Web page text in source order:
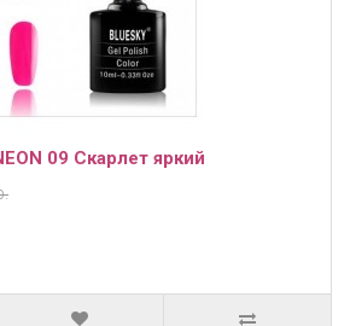
09 Скарлет яркий